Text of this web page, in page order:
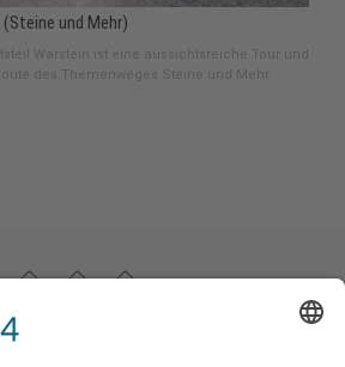
und Mehr)
Warstein ist eine aussichtsreiche Tour und
des Themenweges Steine und Mehr.